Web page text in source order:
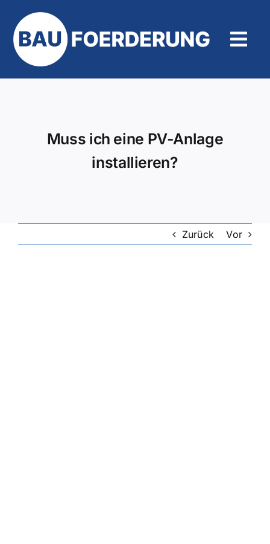
Inhalt
springen
Muss ich eine PV-Anlage
installieren?
Zurück Vor